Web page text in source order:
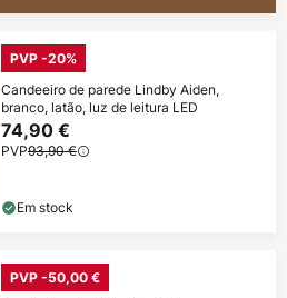
PVP -20%
Candeeiro de parede Lindby Aiden,
branco, latão, luz de leitura LED
74,90 €
PVP93,90 €
Em stock
PVP -50,00 €